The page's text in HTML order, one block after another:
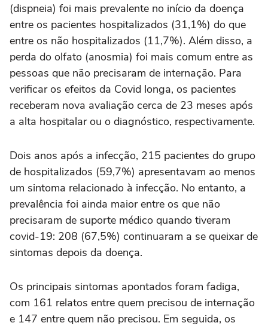
(dispneia) foi mais prevalente no início da doença
entre os pacientes hospitalizados (31,1%) do que
entre os não hospitalizados (11,7%). Além disso, a
perda do olfato (anosmia) foi mais comum entre as
pessoas que não precisaram de internação. Para
verificar os efeitos da Covid longa, os pacientes
receberam nova avaliação cerca de 23 meses após
a alta hospitalar ou o diagnóstico, respectivamente.
Dois anos após a infecção, 215 pacientes do grupo
de hospitalizados (59,7%) apresentavam ao menos
um sintoma relacionado à infecção. No entanto, a
prevalência foi ainda maior entre os que não
precisaram de suporte médico quando tiveram
covid-19: 208 (67,5%) continuaram a se queixar de
sintomas depois da doença.
Os principais sintomas apontados foram fadiga,
com 161 relatos entre quem precisou de internação
e 147 entre quem não precisou. Em seguida, os